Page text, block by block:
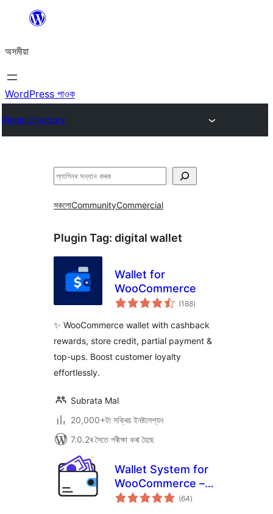
বিষয়বস্তুলৈ
যাওক
অসমীয়া
WordPress পাওক
Plugin Directory
সন্ধান
সকলোCommunityCommercial
Plugin Tag: digital wallet
Wallet for
WooCommerce
(188টা
মুঠ)
✨ WooCommerce wallet with cashback
rewards, store credit, partial payment &
top-ups. Boost customer loyalty
effortlessly.
Subrata Mal
20,000+টা সক্ৰিয় ইনষ্টলেশ্যন
7.0.2ৰ সৈতে পৰীক্ষা কৰা হৈছে
Wallet System for
WooCommerce –
Digital Wallet, Buy
(64টা
মুঠ)